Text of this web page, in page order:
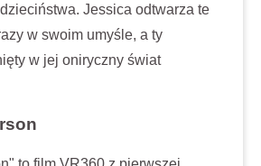
Jessica odtwarza te
w swoim umyśle, a ty
w jej oniryczny świat